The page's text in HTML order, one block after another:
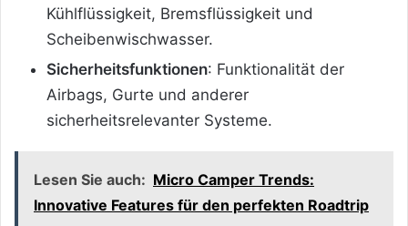
Kühlflüssigkeit, Bremsflüssigkeit und
Scheibenwischwasser.
Sicherheitsfunktionen: Funktionalität der
Airbags, Gurte und anderer
sicherheitsrelevanter Systeme.
Lesen Sie auch: Micro Camper Trends:
Innovative Features für den perfekten Roadtrip